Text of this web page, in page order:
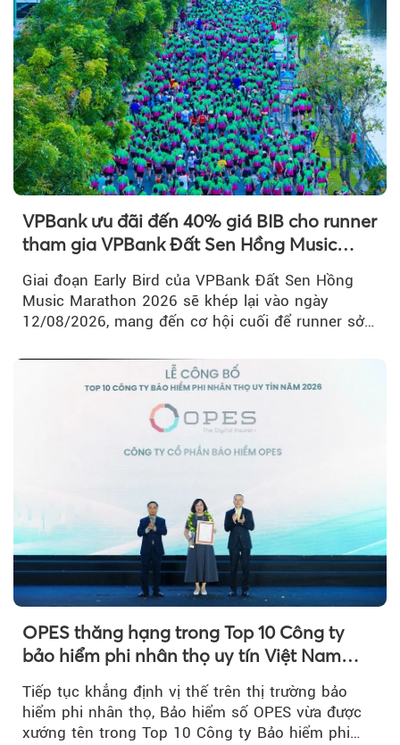
VPBank ưu đãi đến 40% giá BIB cho runner
tham gia VPBank Đất Sen Hồng Music
Giai đoạn Early Bird của VPBank Đất Sen Hồng
Music Marathon 2026 sẽ khép lại vào ngày
12/08/2026, mang đến cơ hội cuối để runner sở
OPES thăng hạng trong Top 10 Công ty
bảo hiểm phi nhân thọ uy tín Việt Nam
2026
Tiếp tục khẳng định vị thế trên thị trường bảo
hiểm phi nhân thọ, Bảo hiểm số OPES vừa được
xướng tên trong Top 10 Công ty Bảo hiểm phi